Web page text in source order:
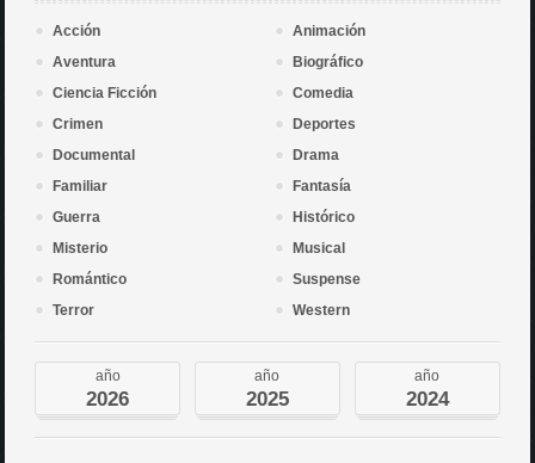
Acción
Animación
Aventura
Biográfico
Ciencia Ficción
Comedia
Crimen
Deportes
Documental
Drama
Familiar
Fantasía
Guerra
Histórico
Misterio
Musical
Romántico
Suspense
Terror
Western
año
2026
año
2025
año
2024